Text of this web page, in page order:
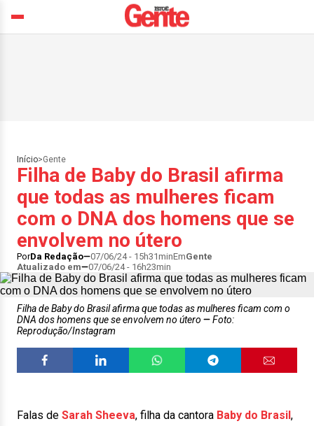
Início>Gente
Filha de Baby do Brasil afirma
que todas as mulheres ficam
com o DNA dos homens que se
envolvem no útero
PorDa Redação 07/06/24 - 15h31minEmGente
Atualizado em
07/06/24 - 16h23min
Filha de Baby do Brasil afirma que todas as mulheres ficam com o
DNA dos homens que se envolvem no útero
Foto:
Reprodução/Instagram
Falas de Sarah Sheeva, filha da cantora Baby do Brasil,